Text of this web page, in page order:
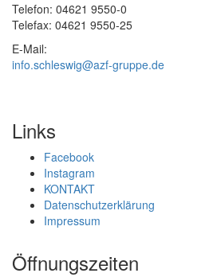
Telefon: 04621 9550-0
Telefax: 04621 9550-25
E-Mail:
info.schleswig@azf-gruppe.de
Links
Facebook
Instagram
KONTAKT
Datenschutzerklärung
Impressum
Öffnungszeiten